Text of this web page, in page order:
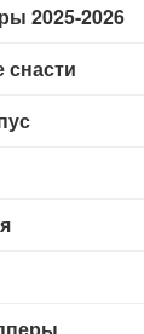
2025-2026